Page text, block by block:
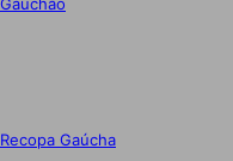
Recopa Gaúcha